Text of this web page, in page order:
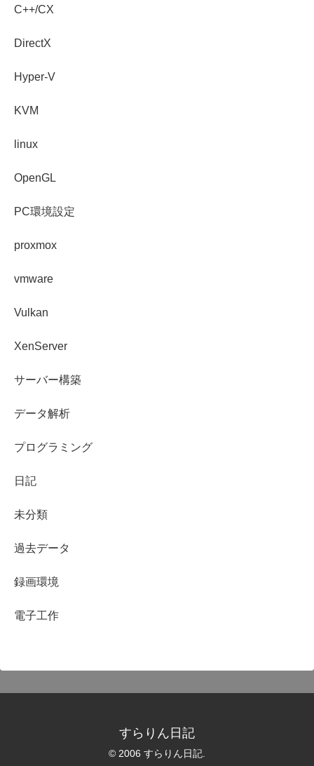
C++/CX
DirectX
Hyper-V
KVM
linux
OpenGL
PC環境設定
proxmox
vmware
Vulkan
XenServer
サーバー構築
データ解析
プログラミング
日記
未分類
過去データ
録画環境
電子工作
すらりん日記
© 2006 すらりん日記.